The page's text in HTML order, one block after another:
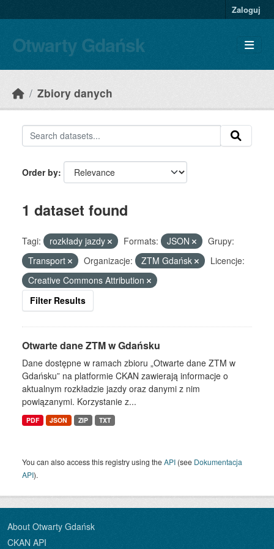
Zaloguj
Otwarty Gdańsk
Zbiory danych
Order by
1 dataset found
Tagi: rozkłady jazdy Formats: JSON
Grupy:
Transport
Organizacje: ZTM Gdańsk
Licencje:
Creative Commons Attribution
Filter Results
Otwarte dane ZTM w Gdańsku
Dane dostępne w ramach zbioru „Otwarte dane ZTM w
Gdańsku” na platformie CKAN zawierają informacje o
aktualnym rozkładzie jazdy oraz danymi z nim
powiązanymi. Korzystanie z...
PDF JSON ZIP TXT
You can also access this registry using theAPI (see Dokumentacja
API).
About Otwarty Gdańsk
CKAN API